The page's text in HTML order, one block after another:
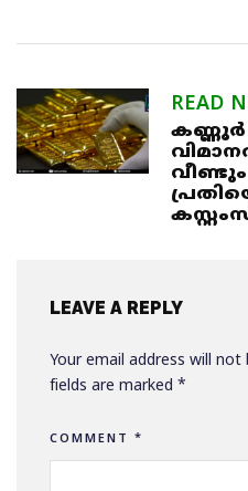
READ
കണ്ണൂര്‍
വീണ്ടും
LEAVE A REPLY
Your email address will not
fields are marked *
COMMENT *